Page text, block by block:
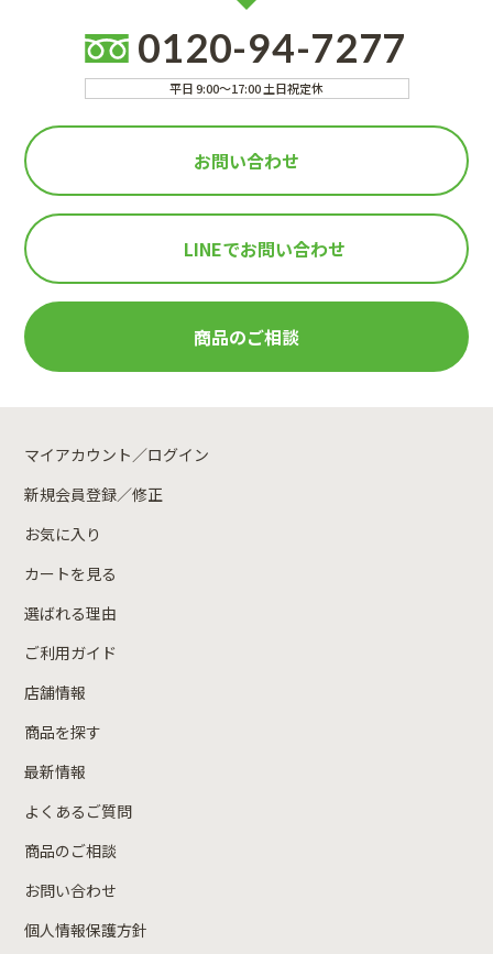
0120-94-7277
平日 9:00～17:00 土日祝定休
お問い合わせ
LINEでお問い合わせ
商品のご相談
マイアカウント／ログイン
新規会員登録／修正
お気に入り
カートを見る
選ばれる理由
ご利用ガイド
店舗情報
商品を探す
最新情報
よくあるご質問
商品のご相談
お問い合わせ
個人情報保護方針